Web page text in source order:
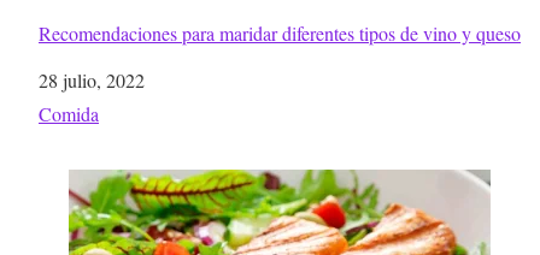
Recomendaciones para maridar diferentes tipos de vino y queso
Fecha
28 julio, 2022
Respecto a
Comida